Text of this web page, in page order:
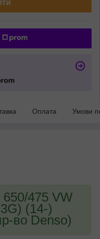
Оплата Умови
650/475 VW
(14-)
во Denso)